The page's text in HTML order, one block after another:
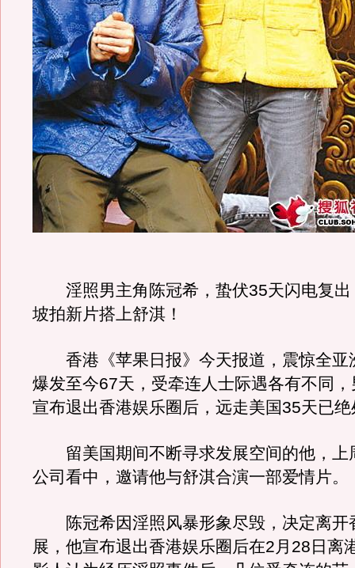
淫照男主角陈冠希，蛰伏35天闪电复出
坡拍新片搭上舒淇！
香港《苹果日报》今天报道，震惊全亚
爆发至今67天，受牵连人士际遇各有不同
宣布退出香港娱乐圈后，远走美国35天已
留美国期间不断寻求发展空间的他，上
公司看中，邀请他与舒淇合演一部爱情片。
陈冠希因淫照风暴形象尽毁，决定离开
展，他宣布退出香港娱乐圈后在2月28日离